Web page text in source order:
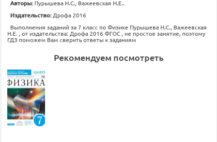
Авторы: Пурышева Н.С., Важеевская Н.Е..
Издательство: Дрофа 2016
Выполнения заданий за 7 класс по Физике Пурышева Н.С., Важеевская
Н.Е. , от издательства: Дрофа 2016 ФГОС , не простое занятие, поэтому
ГДЗ поможем Вам сверить ответы к заданиям
Рекомендуем посмотреть